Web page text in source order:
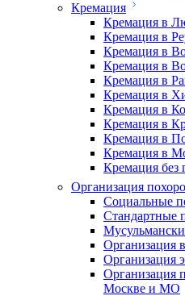
Кремация
Кремация в
Кремация в
Кремация в
Кремация в
Кремация в
Кремация в
Кремация в
Кремация в
Кремация в
Кремация в
Кремация без
Организация
Социальные
Стандартные
Организация
Организация
Организация
Москве и МО